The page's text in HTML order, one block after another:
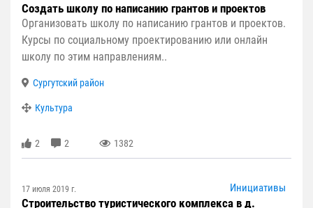
Создать школу по написанию грантов и проектов
Организовать школу по написанию грантов и проектов.
Курсы по социальному проектированию или онлайн
школу по этим направлениям..
Сургутский район
Культура
2 2 1382
17 июля 2019 г. Инициативы
Строительство туристического комплекса в д.